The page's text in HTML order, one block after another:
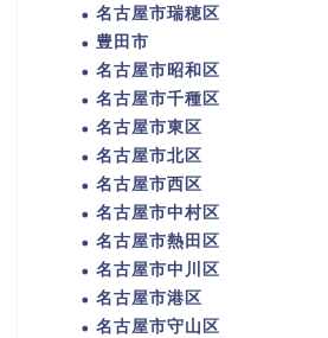
名古屋市瑞穂区
豊田市
名古屋市昭和区
名古屋市千種区
名古屋市東区
名古屋市北区
名古屋市西区
名古屋市中村区
名古屋市熱田区
名古屋市中川区
名古屋市港区
名古屋市守山区